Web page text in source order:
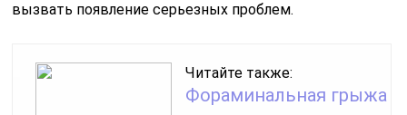
вызвать появление серьезных проблем.
Читайте также:
Фораминальная грыжа